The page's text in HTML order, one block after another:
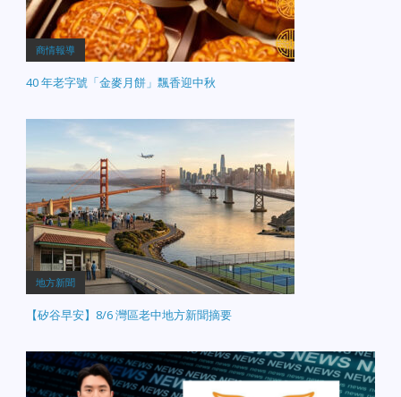
商情報導
40 年老字號「金麥月餅」飄香迎中秋
地方新聞
【矽谷早安】8/6 灣區老中地方新聞摘要